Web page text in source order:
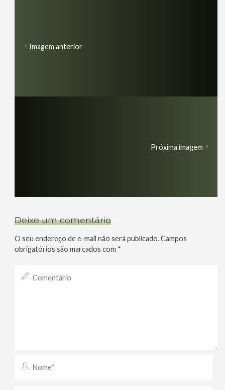
Imagem anterior
Próxima imagem
Deixe um comentário
O seu endereço de e-mail não será publicado.Campos
obrigatórios são marcados com *